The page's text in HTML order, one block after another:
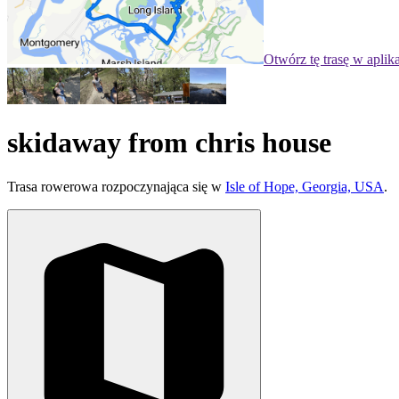
Otwórz tę trasę w
skidaway from chris house
Trasa rowerowa rozpoczynająca się w Isle of Hope, Georgia, USA.